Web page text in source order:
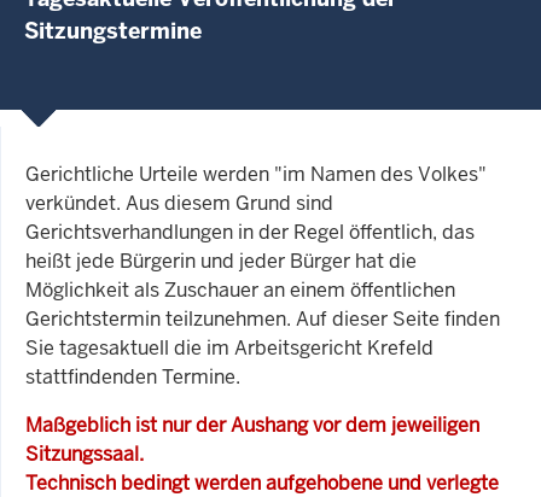
Sitzungstermine
Gerichtliche Urteile werden "im Namen des Volkes"
verkündet. Aus diesem Grund sind
Gerichtsverhandlungen in der Regel öffentlich, das
heißt jede Bürgerin und jeder Bürger hat die
Möglichkeit als Zuschauer an einem öffentlichen
Gerichtstermin teilzunehmen. Auf dieser Seite finden
Sie tagesaktuell die im Arbeitsgericht Krefeld
stattfindenden Termine.
Maßgeblich ist nur der Aushang vor dem jeweiligen
Sitzungssaal.
Technisch bedingt werden aufgehobene und verlegte